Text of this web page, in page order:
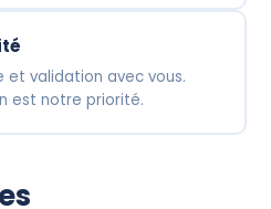
et validation avec vous.
est notre priorité.